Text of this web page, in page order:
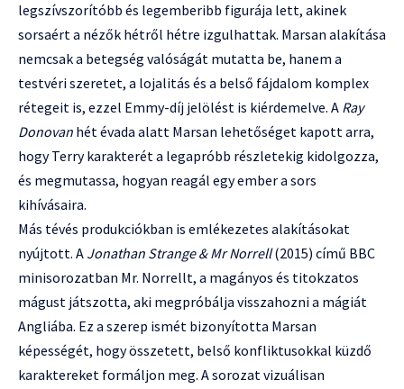
legszívszorítóbb és legemberibb figurája lett, akinek
sorsaért a nézők hétről hétre izgulhattak. Marsan alakítása
nemcsak a betegség valóságát mutatta be, hanem a
testvéri szeretet, a lojalitás és a belső fájdalom komplex
rétegeit is, ezzel Emmy-díj jelölést is kiérdemelve. A Ray
Donovan hét évada alatt Marsan lehetőséget kapott arra,
hogy Terry karakterét a legapróbb részletekig kidolgozza,
és megmutassa, hogyan reagál egy ember a sors
kihívásaira.
Más tévés produkciókban is emlékezetes alakításokat
nyújtott. A Jonathan Strange & Mr Norrell(2015) című BBC
minisorozatban Mr. Norrellt, a magányos és titokzatos
mágust játszotta, aki megpróbálja visszahozni a mágiát
Angliába. Ez a szerep ismét bizonyította Marsan
képességét, hogy összetett, belső konfliktusokkal küzdő
karaktereket formáljon meg. A sorozat vizuálisan